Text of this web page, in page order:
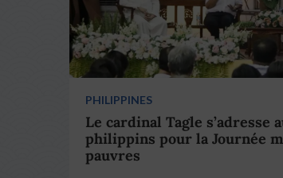
PHILIPPINES
Le cardinal Tagle s’adresse
philippins pour la Journée
pauvres